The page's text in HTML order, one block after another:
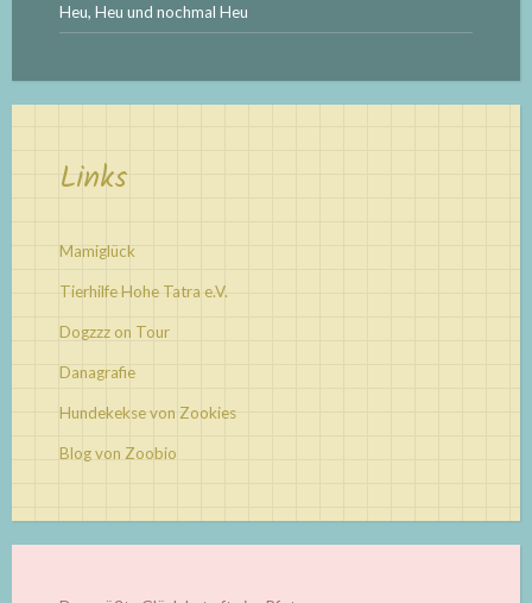
Heu, Heu und nochmal Heu
Links
Mamiglück
Tierhilfe Hohe Tatra e.V.
Dogzzz on Tour
Danagrafie
Hundekekse von Zookies
Blog von Zoobio